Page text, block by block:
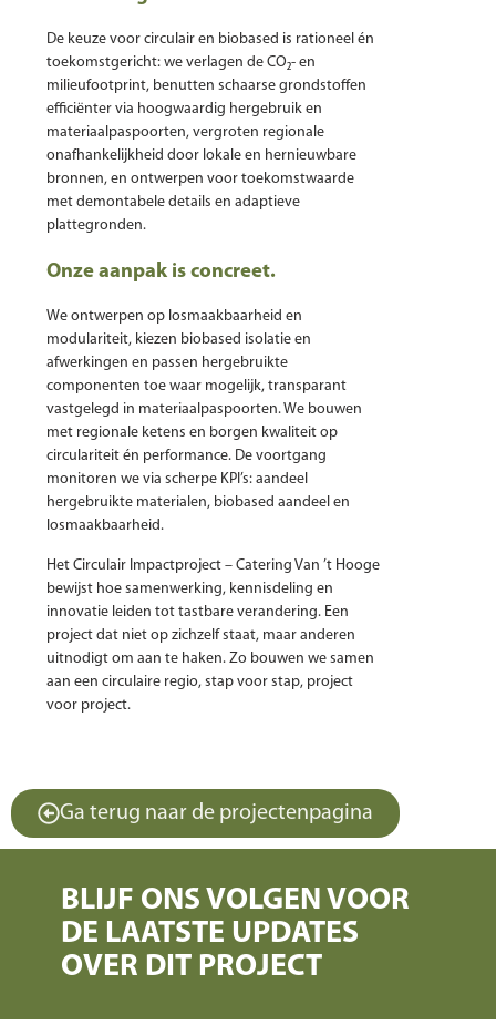
De keuze voor circulair en biobased is rationeel én
toekomstgericht: we verlagen de CO₂- en
milieufootprint, benutten schaarse grondstoffen
efficiënter via hoogwaardig hergebruik en
materiaalpaspoorten, vergroten regionale
onafhankelijkheid door lokale en hernieuwbare
bronnen, en ontwerpen voor toekomstwaarde
met demontabele details en adaptieve
plattegronden.
Onze aanpak is concreet.
We ontwerpen op losmaakbaarheid en
modulariteit, kiezen biobased isolatie en
afwerkingen en passen hergebruikte
componenten toe waar mogelijk, transparant
vastgelegd in materiaalpaspoorten. We bouwen
met regionale ketens en borgen kwaliteit op
circulariteit én performance. De voortgang
monitoren we via scherpe KPI’s: aandeel
hergebruikte materialen, biobased aandeel en
losmaakbaarheid.
Het Circulair Impactproject – Catering Van ’t Hooge
bewijst hoe samenwerking, kennisdeling en
innovatie leiden tot tastbare verandering. Een
project dat niet op zichzelf staat, maar anderen
uitnodigt om aan te haken. Zo bouwen we samen
aan een circulaire regio, stap voor stap, project
voor project.
Ga terug naar de projectenpagina
BLIJF ONS VOLGEN VOOR
DE LAATSTE UPDATES
OVER DIT PROJECT